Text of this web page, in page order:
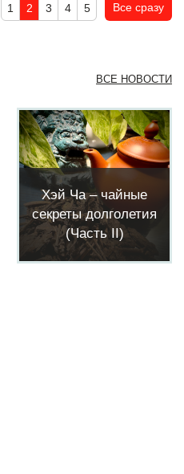
1 2 3 4 5 Все сразу
ВСЕ НОВОСТИ
Хэй Ча – чайные
секреты долголетия
(Часть II)